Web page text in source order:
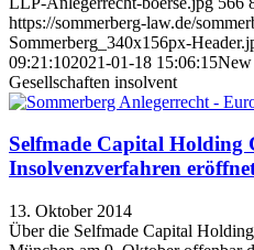
https://sommerberg-law.de/
Sommerberg_340x156px-
09:21:102021-01-18 15:06:15New
Gesellschaften insolvent
Selfmade Capital Holding
Insolvenzverfahren
13. Oktober 2014
Über die Selfmade Capital